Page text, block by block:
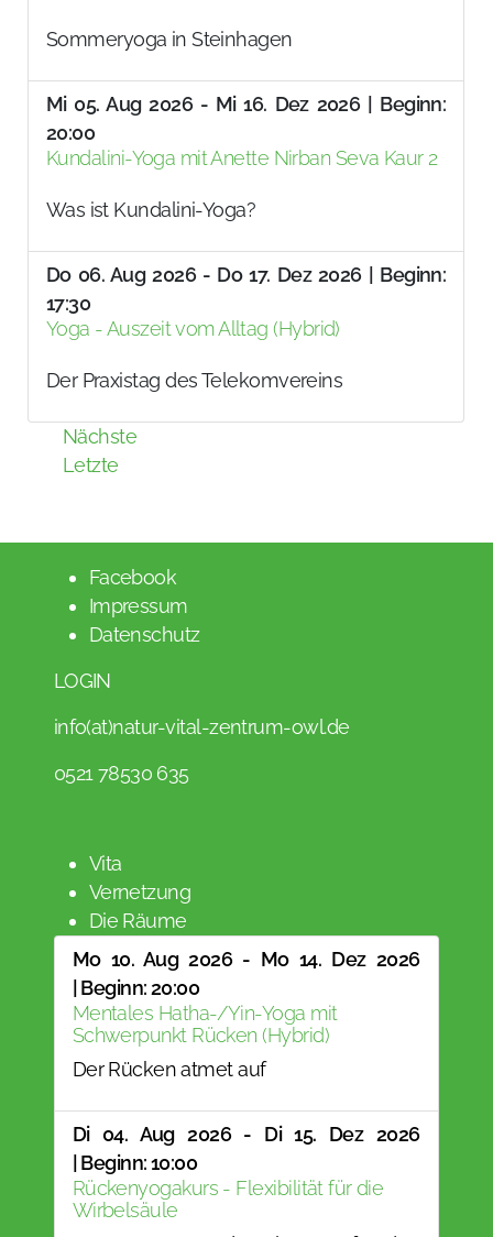
Sommeryoga in Steinhagen
Mi 05. Aug 2026 - Mi 16. Dez 2026 | Beginn:
20:00
Kundalini-Yoga mit Anette Nirban Seva Kaur 2
Was ist Kundalini-Yoga?
Do 06. Aug 2026 - Do 17. Dez 2026 | Beginn:
17:30
Yoga - Auszeit vom Alltag (Hybrid)
Der Praxistag des Telekomvereins
Nächste
Letzte
Facebook
Impressum
Datenschutz
LOGIN
info(at)natur-vital-zentrum-owl.de
0521 78530 635
Vita
Vernetzung
Die Räume
Mo 10. Aug 2026 - Mo 14. Dez 2026
| Beginn: 20:00
Mentales Hatha-/Yin-Yoga mit
Schwerpunkt Rücken (Hybrid)
Der Rücken atmet auf
Di 04. Aug 2026 - Di 15. Dez 2026
| Beginn: 10:00
Rückenyogakurs - Flexibilität für die
Wirbelsäule